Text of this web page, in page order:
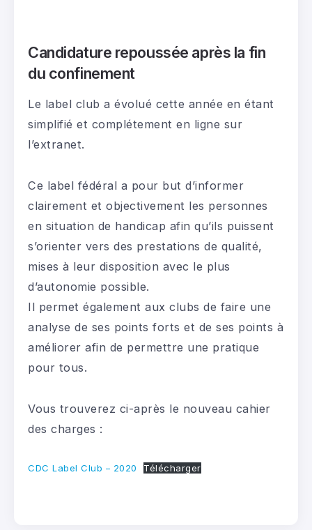
Candidature repoussée après la fin
du confinement
Le label club a évolué cette année en étant
simplifié et complétement en ligne sur
l’extranet.
Ce label fédéral a pour but d’informer
clairement et objectivement les personnes
en situation de handicap afin qu’ils puissent
s’orienter vers des prestations de qualité,
mises à leur disposition avec le plus
d’autonomie possible.
Il permet également aux clubs de faire une
analyse de ses points forts et de ses points à
améliorer afin de permettre une pratique
pour tous.
Vous trouverez ci-après le nouveau cahier
des charges :
CDC Label Club – 2020 Télécharger